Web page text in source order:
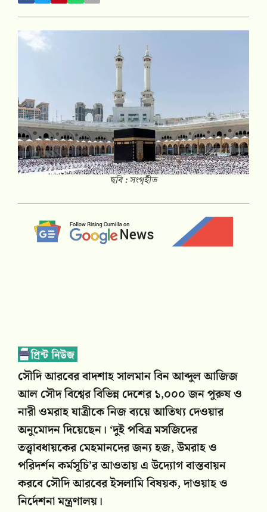
ছবি : সংগৃহীত
সৌদি আরবের বাদশাহ সালমান বিন আব্দুল আজিজ
আল সৌদ বিশ্বের বিভিন্ন দেশের ১,০০০ জন পুরুষ ও
নারী ওমরাহ যাত্রীকে নিজ ব্যয়ে আতিথ্য দেওয়ার
অনুমোদন দিয়েছেন। ‘দুই পবিত্র মসজিদের
তত্ত্বাবধায়কের মেহমানদের জন্য হজ, উমরাহ ও
পরিদর্শন কর্মসূচি’র আওতায় এ উদ্যোগ বাস্তবায়ন
করবে সৌদি আরবের ইসলামি বিষয়ক, দাওয়াহ ও
নির্দেশনা মন্ত্রণালয়।